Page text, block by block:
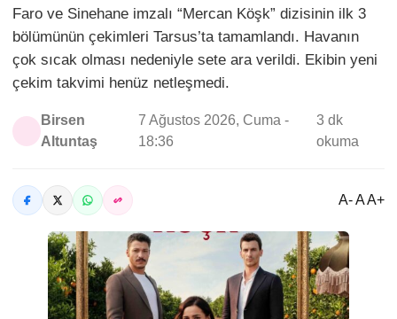
Faro ve Sinehane imzalı “Mercan Köşk” dizisinin ilk 3
bölümünün çekimleri Tarsus’ta tamamlandı. Havanın
çok sıcak olması nedeniyle sete ara verildi. Ekibin yeni
çekim takvimi henüz netleşmedi.
Birsen
Altuntaş
7 Ağustos 2026, Cuma -
18:36
3 dk
okuma
A- A A+